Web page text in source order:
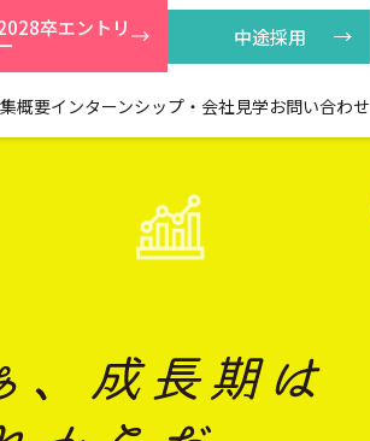
卒エントリ 中途採用
概要インターンシップ・会社見学お問い合わせ